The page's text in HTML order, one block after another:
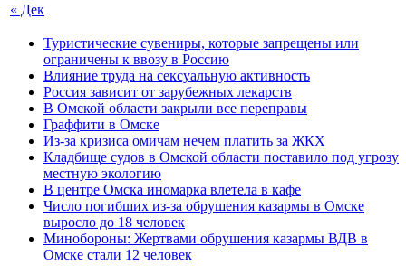
« Дек
Туристические сувениры, которые запрещены или
ограничены к ввозу в Россию
Влияние труда на сексуальную активность
Россия зависит от зарубежных лекарств
В Омской области закрыли все переправы
Граффити в Омске
Из-за кризиса омичам нечем платить за ЖКХ
Кладбище судов в Омской области поставило под угрозу
местную экологию
В центре Омска иномарка влетела в кафе
Число погибших из-за обрушения казармы в Омске
выросло до 18 человек
Минобороны: Жертвами обрушения казармы ВДВ в
Омске стали 12 человек